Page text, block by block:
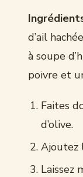
d’ail
à soupe
poivre et
Faites
d’olive.
Ajoutez
Laissez